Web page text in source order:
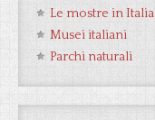
Le mostre in Italia
Musei italiani
Parchi naturali